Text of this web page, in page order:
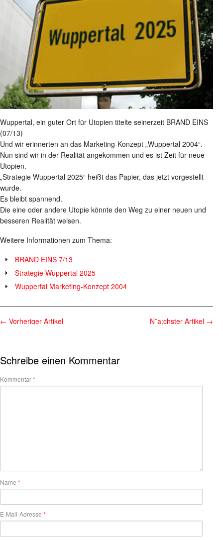
Wuppertal, ein guter Ort für Utopien titelte seinerzeit BRAND EINS
(07/13)
Und wir erinnerten an das Marketing-Konzept „Wuppertal 2004“.
Nun sind wir in der Realität angekommen und es ist Zeit für neue
Utopien.
„Strategie Wuppertal 2025“ heißt das Papier, das jetzt vorgestellt
wurde.
Es bleibt spannend.
Die eine oder andere Utopie könnte den Weg zu einer neuen und
besseren Realität weisen.
Weitere Informationen zum Thema:
BRAND EINS 7/13
Strategie Wuppertal 2025
Wuppertal Marketing-Konzept 2004
← Vorheriger Artikel N¨a;chster Artikel →
Schreibe einen Kommentar
Kommentar*
Name *
E-Mail-Adresse *